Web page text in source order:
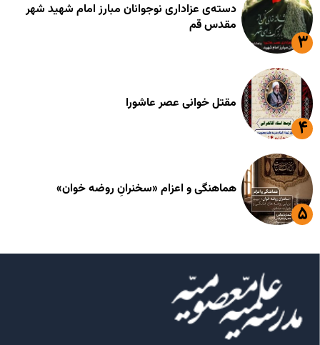
دسته‌ی عزاداری نوجوانان مبارز امام شهید شهر
مقدس قم
مقتل خوانی عصر عاشورا
هماهنگی و اعزام «سخنرانِ روضه خوان»